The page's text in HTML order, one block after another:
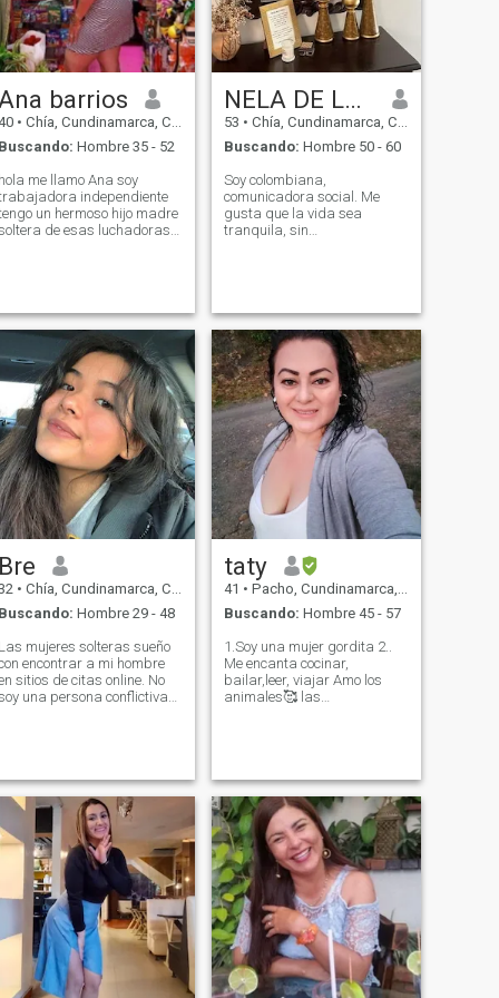
Ana barrios
• Chía, Cundinamarca, Colombia
Buscando: Hombre 35 - 52
hola me llamo Ana soy
independiente
un hermoso hijo madre
de esas luchadoras
estable y que este
aguantar mis
risas, mis virtudes y mis
soy clara con las
por qué me gustan
que conmigo lo sean en fin
toda colombiana y más
es barranquillera como lo
yo
NELA DE LA CRUZ
53 • Chía, Cundinamarca, Colombia
Buscando: Hombre 50 - 60
Soy colombiana,
comunicadora social. Me
gusta que la vida sea
tranquila, sin
descubrir nuevas cosas y
lugares, viajar, visitar, valoro
la familia. Me gusta viajar,
montar a caballo
Bre
• Chía, Cundinamarca, Colombia
Buscando: Hombre 29 - 48
Las mujeres solteras sueño
encontrar a mi hombre
sitios de citas online. No
una persona conflictiva
con unas deliciosas
románticas. Estoy
a hacer
y siempre
un enfoque y
escucharé. Quiero lo mismo
en relación conmigo mismo.
encanta cuidarme y mi
cuerpo, me encanta usar
perfume. Me gusta sentirme
mí misma y mi feminidad,
soy elegante y tengo una
energía seductora especial,
taty
41 • Pacho, Cundinamarca, Colombia
Buscando: Hombre 45 - 57
1.Soy una mujer gordita 2..
Me encanta cocinar,
bailar,leer, viajar Amo los
animales🥰 las
conversaciones sexuales NO
soy prepago Si no cuentan
con fotos en sus perfiles y
fotos reales no insistan
gracias